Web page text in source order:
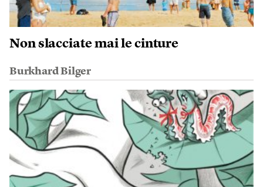
Non slacciate mai le cinture
Burkhard Bilger